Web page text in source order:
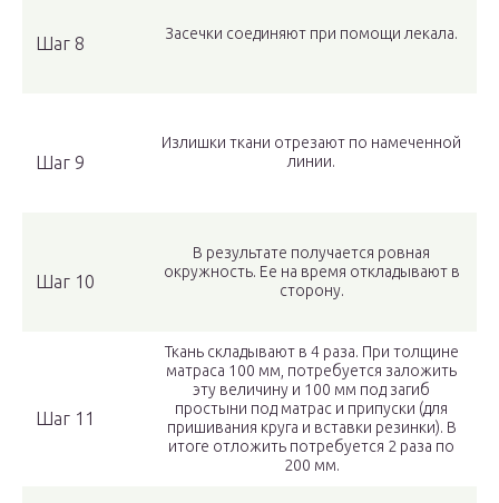
Шаг 8 Засечки соединяют при помощи лекала.
Шаг 9
Излишки ткани отрезают по намеченной
линии.
Шаг 10
В результате получается ровная
окружность. Ее на время откладывают в
сторону.
Шаг 11
Ткань складывают в 4 раза. При толщине
матраса 100 мм, потребуется заложить
эту величину и 100 мм под загиб
простыни под матрас и припуски (для
пришивания круга и вставки резинки). В
итоге отложить потребуется 2 раза по
200 мм.